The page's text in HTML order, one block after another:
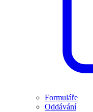
Formuláře
Oddávání